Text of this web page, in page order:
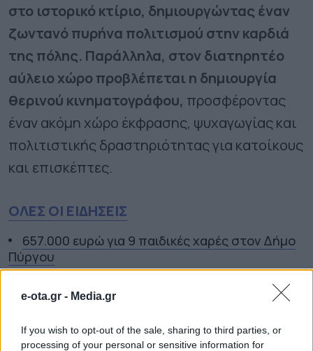
e-ota.gr - Media.gr
If you wish to opt-out of the sale, sharing to third parties, or
processing of your personal or sensitive information for
στο ιστορικό κτίριο, δημιουργώντας έναν
ζωντανό πυρήνα πολιτισμού στην καρδιά
της πόλης. Παράλληλα, στον διατηρητέο
αύλειο χώρο προβλέπεται η δημιουργία
θερινού κινηματογράφου, προσφέροντας
έναν ακόμη χώρο έκφρασης, ψυχαγωγίας και
πολιτιστικής δραστηριότητας για κατοίκους
και επισκέπτες.
ΟΛΕΣ ΟΙ ΕΙΔΗΣΕΙΣ
657.000 ευρώ για 9 παιδικές χαρές στον Δήμο
Πύργου
κοινότητα Ρομά
Ξεκινούν τα δοκιμαστικά δρομολόγια της
επέκτασης του Μετρό προς την Καλαμαριά